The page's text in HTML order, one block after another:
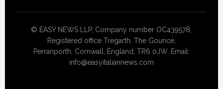
© EASY NEWS LLP, Company number OC439578,
Registered office Tregarth, The Gounce,
Perranporth, Cornwall, England, TR6 0JW. Email:
info@easyitaliannews.com